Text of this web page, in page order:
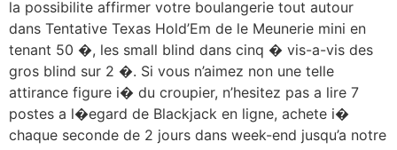
la possibilite affirmer votre boulangerie tout autour
dans Tentative Texas Hold’Em de le Meunerie mini en
tenant 50 �, les small blind dans cinq � vis-a-vis des
gros blind sur 2 �. Si vous n’aimez non une telle
attirance figure i� du croupier, n’hesitez pas a lire 7
postes a l�egard de Blackjack en ligne, achete i�
chaque seconde de 2 jours dans week-end jusqu’a notre